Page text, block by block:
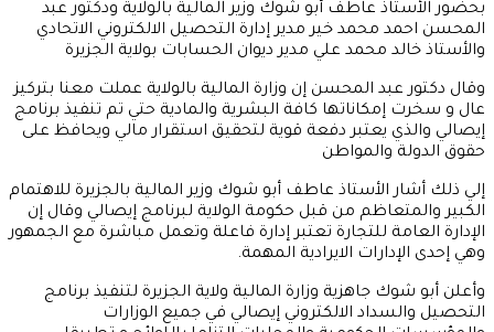
بحضور الأستاذ عاطف أبو شوك وزير المالية بالولاية ودكتور عبد
المحسن احمد محمد خير مدير إدارة التحصيل الالكتروني الاتحادي
والأستاذ خالد محمد علي مدير ديوان الحسابات بولاية الجزيرة
وقال دكتور عبد المحسن إن وزارة المالية بالولاية عملت معنا بتركيز
عال و سخرت إمكاناتها كافة البشرية والمادية حتي تم تنفيذ برنامج
إيصالي والذي يعتبر دفعة قوية لتحقيق استقرار مالي ويحافظ على
حقوق الدولة والمواطن
إلي ذلك أشار الأستاذ عاطف أبو شوك وزير المالية بالجزيرة للاهتمام
الكبير والمتعاظم من قبل حكومة الولاية لبرنامج إيصالي وقال إن
الإدارة العامة للتجارة تعتبر إدارة فاعلة وتعمل مباشرة مع الجمهور
وهي إحدى الإدارات الايرادية المهمة.
وأعلن أبو شوك جاهزية وزارة المالية ولاية الجزيرة لتنفيذ برنامج
التحصيل والسداد الالكتروني إيصالي في جميع الوزارات